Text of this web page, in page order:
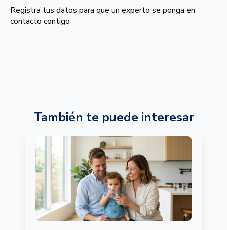
Registra tus datos para que un experto se ponga en
contacto contigo
También te puede interesar